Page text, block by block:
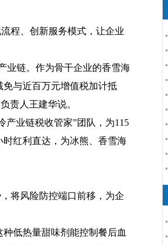
程、创新服务模式，让企业
业链。作为骨干企业的香雪海
免与近百万元增值税加计抵
责人王建华说。
产业链税收管家”团队，为115
时红利直达，为冰熊、香雪海
将风险防控端口前移，为企
低热量甜味剂能控制餐后血